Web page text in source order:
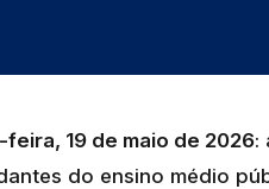
19 de maio de 2026:
do ensino médio